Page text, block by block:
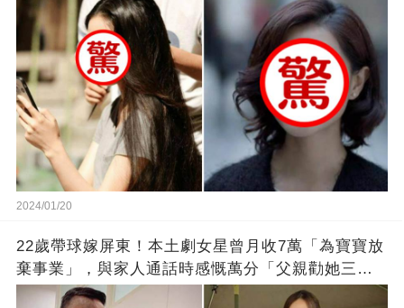
2024/01/20
22歲帶球嫁屏東！本土劇女星曾月收7萬「為寶寶放
棄事業」，與家人通話時感慨萬分「父親勸她三
思」：只有過一次眼淚